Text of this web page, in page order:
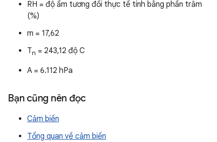
RH = độ ẩm tương đối thực tế tính bằng phần trăm
(%)
m = 17,62
Tn = 243,12 độ C
A = 6.112 hPa
Bạn cũng nên đọc
Cảm biến
Tổng quan về cảm biến